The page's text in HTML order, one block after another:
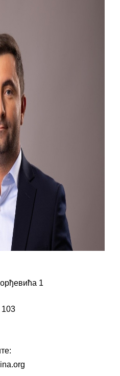
БОРАЧКИ
БОРЦЕ
СРПСКЕ У СТАЊУ
захтјева за новчану
школског прибора
за регресирано
од 13. марта до 15.
ПОНОСНЕ КАРТИЦЕ
забрани саобраћаја 6. и
предузетника - Вера
1
103